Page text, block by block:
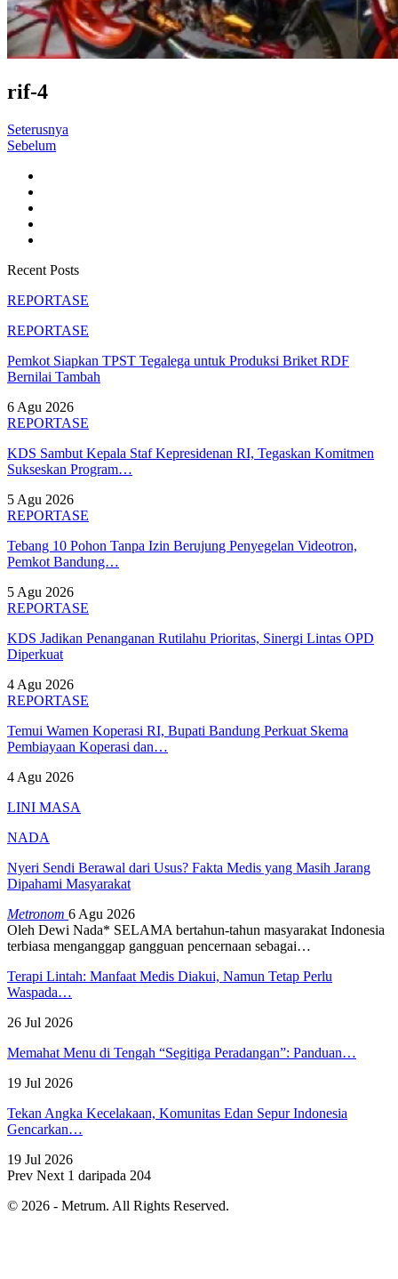
rif-4
Seterusnya
Sebelum
Recent Posts
REPORTASE
REPORTASE
Pemkot Siapkan TPST Tegalega untuk Produksi Briket RDF
Bernilai Tambah
6 Agu 2026
REPORTASE
KDS Sambut Kepala Staf Kepresidenan RI, Tegaskan Komitmen
Sukseskan Program…
5 Agu 2026
REPORTASE
Tebang 10 Pohon Tanpa Izin Berujung Penyegelan Videotron,
Pemkot Bandung…
5 Agu 2026
REPORTASE
KDS Jadikan Penanganan Rutilahu Prioritas, Sinergi Lintas OPD
Diperkuat
4 Agu 2026
REPORTASE
Temui Wamen Koperasi RI, Bupati Bandung Perkuat Skema
Pembiayaan Koperasi dan…
4 Agu 2026
LINI MASA
NADA
Nyeri Sendi Berawal dari Usus? Fakta Medis yang Masih Jarang
Dipahami Masyarakat
Metronom 6 Agu 2026
Oleh Dewi Nada* SELAMA bertahun-tahun masyarakat Indonesia
terbiasa menganggap gangguan pencernaan sebagai…
Terapi Lintah: Manfaat Medis Diakui, Namun Tetap Perlu
Waspada…
26 Jul 2026
Memahat Menu di Tengah “Segitiga Peradangan”: Panduan…
19 Jul 2026
Tekan Angka Kecelakaan, Komunitas Edan Sepur Indonesia
Gencarkan…
19 Jul 2026
Prev Next 1 daripada 204
© 2026 - Metrum. All Rights Reserved.